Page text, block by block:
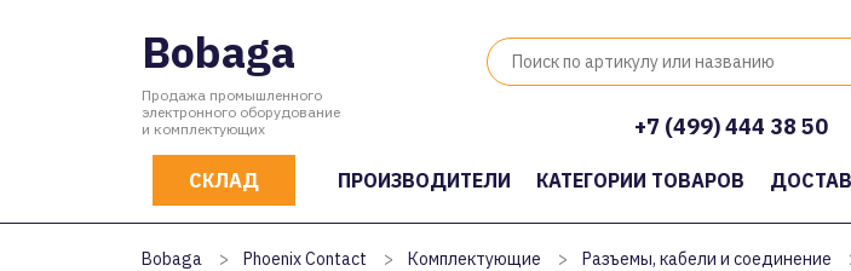
Bobaga
Продажа промышленного
электронного оборудование
и комплектующих
+7 (499) 444 38 50
СКЛАД ПРОИЗВОДИТЕЛИ КАТЕГОРИИ ТОВАРОВ
Bobaga > Phoenix Contact > Комплектующие > Разъемы, кабели и соединение